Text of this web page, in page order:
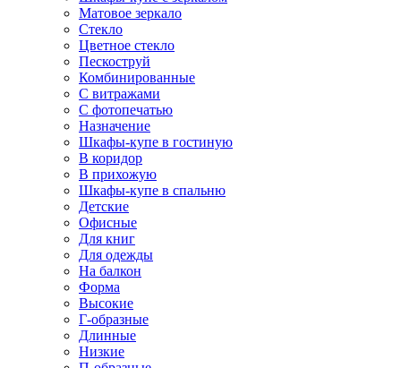
Матовое зеркало
Стекло
Цветное стекло
Пескоструй
Комбинированные
С витражами
С фотопечатью
Назначение
Шкафы-купе в гостиную
В коридор
В прихожую
Шкафы-купе в спальню
Детские
Офисные
Для книг
Для одежды
На балкон
Форма
Высокие
Г-образные
Длинные
Низкие